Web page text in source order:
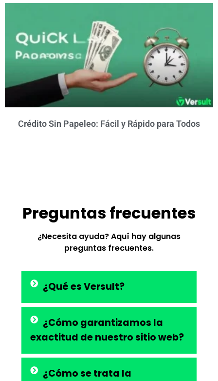
Crédito Sin Papeleo: Fácil y Rápido para Todos
Preguntas frecuentes
¿Necesita ayuda? Aquí hay algunas
preguntas frecuentes.
¿Qué es Versult?
¿Cómo garantizamos la
exactitud de nuestro sitio web?
¿Cómo se trata la